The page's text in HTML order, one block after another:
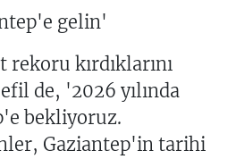
gelin'
rekoru kırdıklarını
de, '2026 yılında
bekliyoruz.
Gaziantep'in tarihi